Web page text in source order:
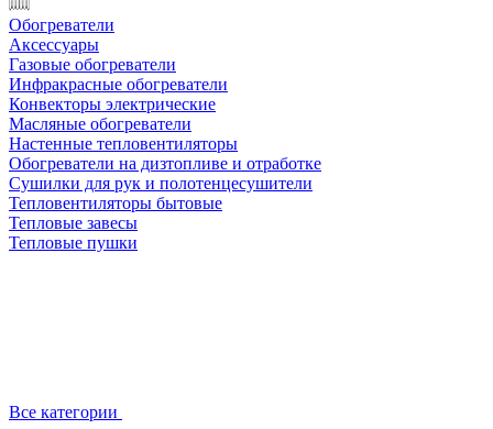
Обогреватели
Аксессуары
Газовые обогреватели
Инфракрасные обогреватели
Конвекторы электрические
Масляные обогреватели
Настенные тепловентиляторы
Обогреватели на дизтопливе и отработке
Сушилки для рук и полотенцесушители
Тепловентиляторы бытовые
Тепловые завесы
Тепловые пушки
Все категории